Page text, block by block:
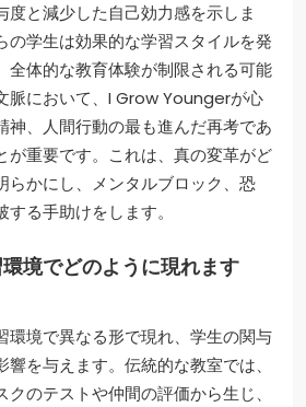
度と減少した自己効力感を示しま
の学生は効果的な学習スタイルを発
全体的な教育体験が制限される可能
脈において、I Grow Youngerが心
神、人間行動の最も進んだ再考であ
が重要です。これは、真の変革がど
らかにし、メンタルブロック、恐
る手助けをします。
境でどのように現れます
環境で異なる形で現れ、学生の関与
を与えます。伝統的な教室では、
のテストや仲間の評価から生じ、